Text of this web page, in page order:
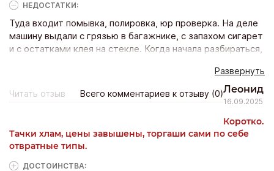
НЕДОСТАТКИ:
Туда входит помывка, полировка, юр проверка. На деле
машину выдали с грязью в багажнике, с запахом сигарет
и с остатками клея на стекле. Когда начала разбираться,
придирчивая. То есть деньги они за услугу берут, а за
качество выполнения работ не отвечают. Нормально?!
Развернуть
Читать отзыв Всего комментариев к отзыву (0)Леонид
16.09.2025
Коротко.
Тачки хлам, цены завышены, торгаши сами по себе
отвратные типы.
ДОСТОИНCТВА: